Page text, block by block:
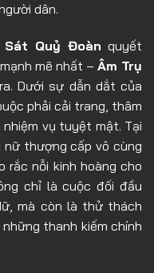
dân.
Sát Quỷ Đoàn quyết
mẽ nhất – Âm Trụ
Dưới sự dẫn dắt của
phải cải trang, thâm
vụ tuyệt mật. Tại
thượng cấp vô cùng
rắc nỗi kinh hoàng cho
chỉ là cuộc đối đầu
mà còn là thử thách
thanh kiếm chính